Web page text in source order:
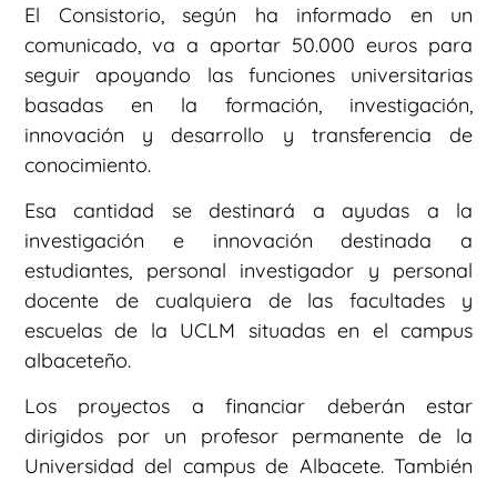
El Consistorio, según ha informado en un
comunicado, va a aportar 50.000 euros para
seguir apoyando las funciones universitarias
basadas en la formación, investigación,
innovación y desarrollo y transferencia de
conocimiento.
Esa cantidad se destinará a ayudas a la
investigación e innovación destinada a
estudiantes, personal investigador y personal
docente de cualquiera de las facultades y
escuelas de la UCLM situadas en el campus
albaceteño.
Los proyectos a financiar deberán estar
dirigidos por un profesor permanente de la
Universidad del campus de Albacete. También